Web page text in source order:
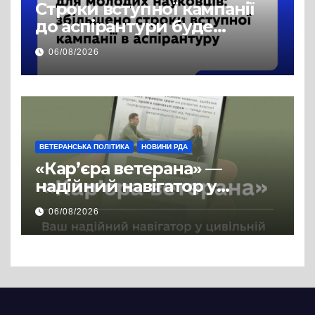
Строки вступної кампанії
до аспірантури буде
продовжено
06/08/2026
ВЕТЕРАНСЬКА ПОЛІТИКА НОВИНИ РДА
«Кар’єра ветерана» —
надійний навігатор у
цивільній професії
06/08/2026